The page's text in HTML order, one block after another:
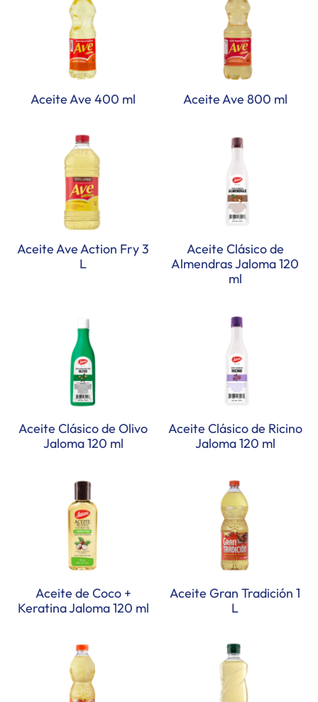
Aceite Ave 400 ml Aceite Ave 800 ml
Aceite Ave Action Fry 3
L
Aceite Clásico de
Almendras Jaloma 120
ml
Aceite Clásico de Olivo
Jaloma 120 ml
Aceite Clásico de Ricino
Jaloma 120 ml
Aceite de Coco +
Keratina Jaloma 120 ml
Aceite Gran Tradición 1
L